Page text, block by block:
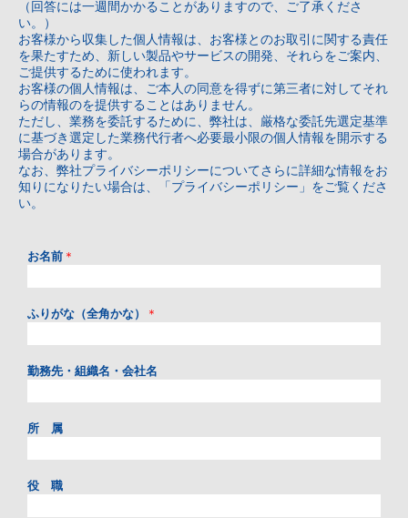
（回答には一週間かかることがありますので、ご了承くださ
い。）
お客様から収集した個人情報は、お客様とのお取引に関する責任
を果たすため、新しい製品やサービスの開発、それらをご案内、
ご提供するために使われます。
お客様の個人情報は、ご本人の同意を得ずに第三者に対してそれ
らの情報のを提供することはありません。
ただし、業務を委託するために、弊社は、厳格な委託先選定基準
に基づき選定した業務代行者へ必要最小限の個人情報を開示する
場合があります。
なお、弊社プライバシーポリシーについてさらに詳細な情報をお
知りになりたい場合は、「 プライバシーポリシー 」をご覧くださ
い。
お名前 ＊
ふりがな（全角かな） ＊
勤務先・組織名・会社名
所 属
役 職